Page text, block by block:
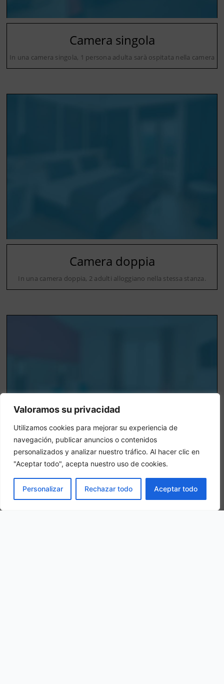
Valoramos su privacidad
Utilizamos cookies para mejorar su experiencia de
navegación, publicar anuncios o contenidos
personalizados y analizar nuestro tráfico. Al hacer clic en
"Aceptar todo", acepta nuestro uso de cookies.
Personalizar Rechazar todo Aceptar todo
Camera singola
In una camera singola, 1 persona adulta sarà ospitata nella camera
Camera doppia
In una camera doppia, 2 adulti alloggiano nella stessa stanza.
Camera tripla
In una camera tripla, 3 adulti alloggiano nella stessa stanza
PRENOTA